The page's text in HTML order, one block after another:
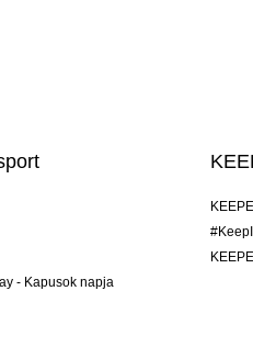
- Kapusok napja